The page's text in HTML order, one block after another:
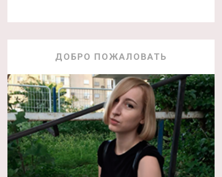
ДОБРО ПОЖАЛОВАТЬ